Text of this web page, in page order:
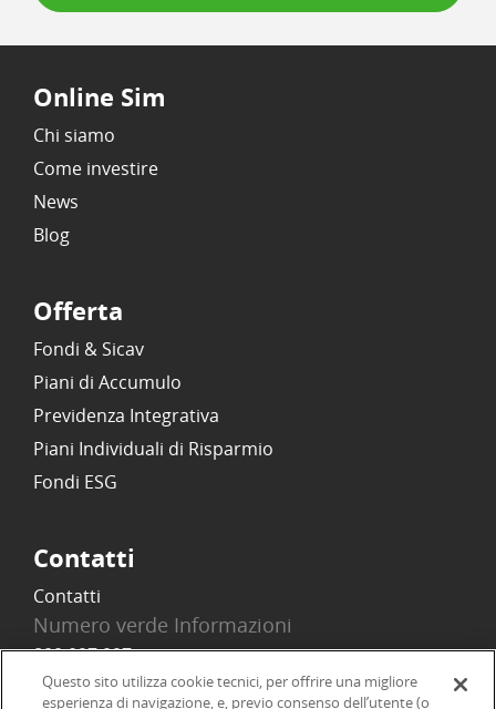
Online Sim
Chi siamo
Come investire
News
Blog
Offerta
Fondi & Sicav
Piani di Accumulo
Previdenza Integrativa
Piani Individuali di Risparmio
Fondi ESG
Contatti
Contatti
Numero verde Informazioni
800 097 097
Email
Questo sito utilizza cookie tecnici, per offrire una migliore
esperienza di navigazione, e, previo consenso dell’utente (o